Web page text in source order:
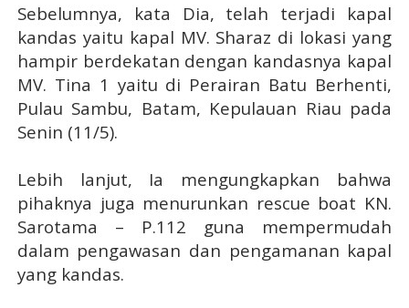
Sebelumnya, kata Dia, telah terjadi kapal
kandas yaitu kapal MV. Sharaz di lokasi yang
hampir berdekatan dengan kandasnya kapal
MV. Tina 1 yaitu di Perairan Batu Berhenti,
Pulau Sambu, Batam, Kepulauan Riau pada
Senin (11/5).
Lebih lanjut, Ia mengungkapkan bahwa
pihaknya juga menurunkan rescue boat KN.
Sarotama – P.112 guna mempermudah
dalam pengawasan dan pengamanan kapal
yang kandas.